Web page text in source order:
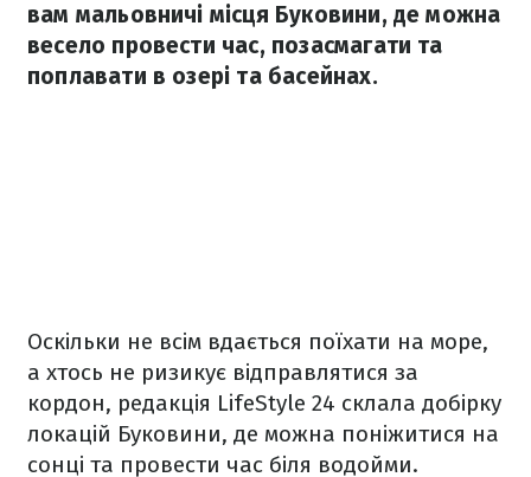
вам мальовничі місця Буковини, де можна
весело провести час, позасмагати та
поплавати в озері та басейнах.
Оскільки не всім вдається поїхати на море,
а хтось не ризикує відправлятися за
кордон, редакція LifeStyle 24 склала добірку
локацій Буковини, де можна поніжитися на
сонці та провести час біля водойми.